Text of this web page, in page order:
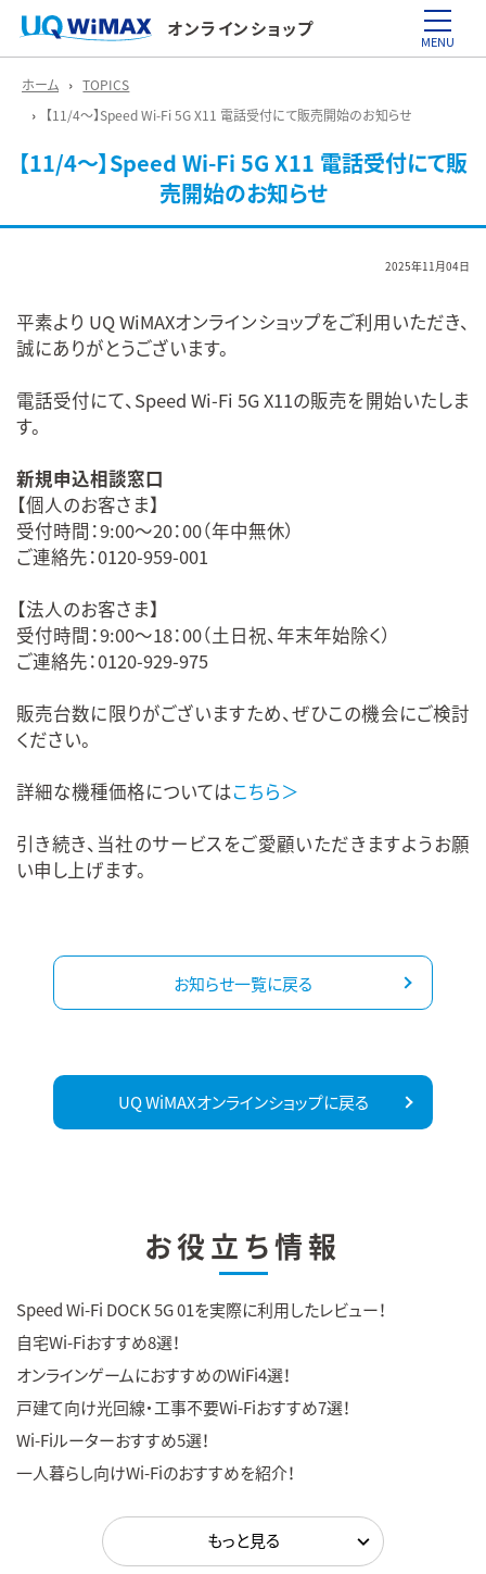
オンラインショップ
MENU
ホーム
TOPICS
【11/4～】Speed Wi-Fi 5G X11 電話受付にて販売開始のお知らせ
【11/4～】Speed Wi-Fi 5G X11 電話受付にて販
売開始のお知らせ
2025年11月04日
平素より UQ WiMAXオンラインショップをご利用いただき、
誠にありがとうございます。
電話受付にて、Speed Wi-Fi 5G X11の販売を開始いたしま
す。
新規申込相談窓口
【個人のお客さま】
受付時間：9:00～20：00（年中無休）
ご連絡先：0120-959-001
【法人のお客さま】
受付時間：9:00～18：00（土日祝、年末年始除く）
ご連絡先：0120-929-975
販売台数に限りがございますため、ぜひこの機会にご検討
ください。
詳細な機種価格についてはこちら＞
引き続き、当社のサービスをご愛顧いただきますようお願
い申し上げます。
お知らせ一覧に戻る
UQ WiMAXオンラインショップに戻る
お役立ち情報
Speed Wi-Fi DOCK 5G 01を実際に利用したレビュー！
自宅Wi-Fiおすすめ8選！
オンラインゲームにおすすめのWiFi4選！
戸建て向け光回線・工事不要Wi-Fiおすすめ7選！
Wi-Fiルーターおすすめ5選！
一人暮らし向けWi-Fiのおすすめを紹介！